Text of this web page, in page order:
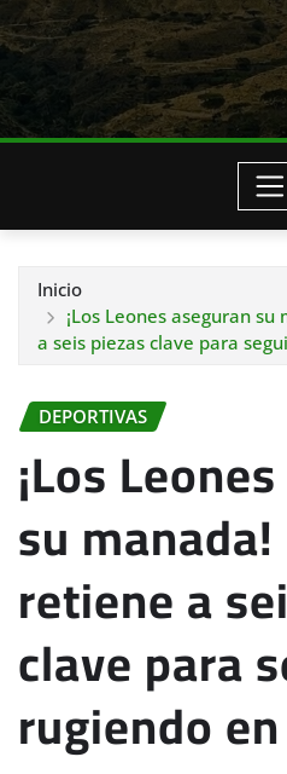
Inicio
¡Los Leones aseguran
a seis piezas clave para
DEPORTIVAS
¡Los
su
retiene a
clave para
rugiendo